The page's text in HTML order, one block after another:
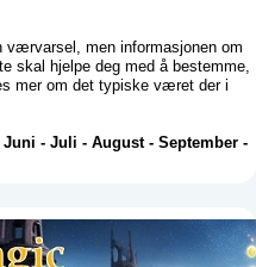
men informasjonen om
skal hjelpe deg med å bestemme,
mer om det typiske været der i
Juni -Juli -August-September -